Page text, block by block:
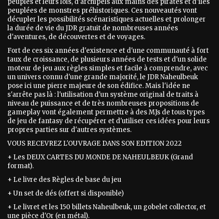
peuples et leurs lois, d'archipels aux mains des pirates et d'îles
peuplées de monstres préhistoriques. Ces nouveautés vont
décupler les possibilités scénaristiques actuelles et prolonger
la durée de vie du JDR gratuit de nombreuses années
d'aventures, de découvertes et de voyages.
Fort de ces six années d'existence et d'une communauté à fort
taux de croissance, de plusieurs années de tests et d'un solide
moteur de jeu aux règles simples et facile à comprendre, avec
un univers connu d'une grande majorité, le JDR Naheulbeuk
pose ici une pierre majeure de son édifice. Mais l'idée ne
s'arrête pas là : l'utilisation d'un système original de traits à
niveau de puissance et de très nombreuses propositions de
gameplay vont également permettre à des MJs de tous types
de jeu de fantasy de récupérer et d'utiliser ces idées pour leurs
propres parties sur d'autres systèmes.
VOUS RECEVREZ L'OUVRAGE DANS SON EDITION 2022
+ Les DEUX CARTES DU MONDE DE NAHEULBEUK (Grand
format).
+ Le livre des Règles de base du jeu
+ Un set de dés (offert si disponible)
+ Le livret et les 150 billets Naheulbeuk, un gobelet collector, et
une pièce d'Or (en métal).